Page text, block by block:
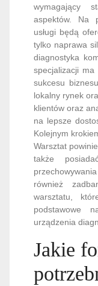
wymagający
aspektów. Na
usługi będą
tylko naprawa
diagnostyka
specjalizacji ma
sukcesu
lokalny rynek
klientów oraz
na lepsze
Kolejnym
Warsztat
także
również
warsztatu,
podstawowe
urządzenia
Jakie